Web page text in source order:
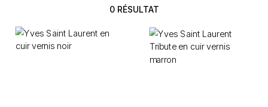
0 RÉSULTAT